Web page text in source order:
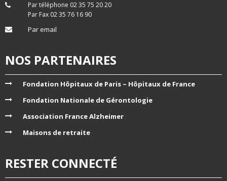
Par téléphone 02 35 75 20 20
Par Fax 02 35 76 16 90
Par email
NOS PARTENAIRES
Fondation Hôpitaux de Paris – Hôpitaux de France
Fondation Nationale de Gérontologie
Association France Alzheimer
Maisons de retraite
RESTER CONNECTÉ